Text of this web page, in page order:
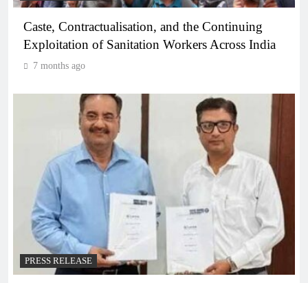
Caste, Contractualisation, and the Continuing
Exploitation of Sanitation Workers Across India
7 months ago
PRESS RELEASE